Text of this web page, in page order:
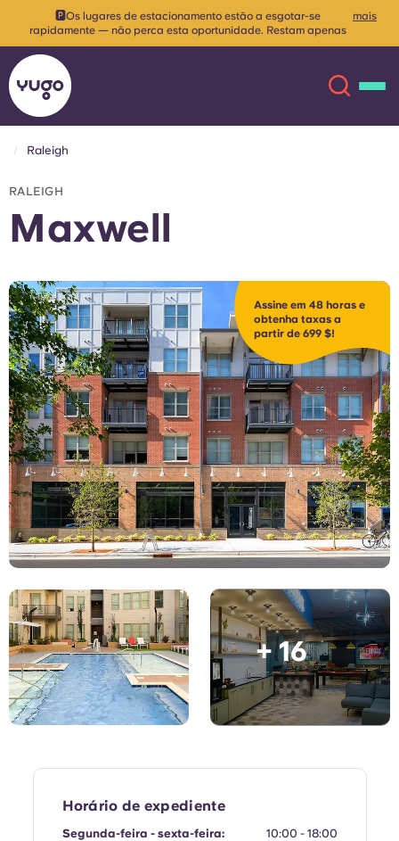
Sobre
Localizações
Mais
Conta Língua
English (GB)
English (US)
Chinese
Español
Català
Deutsch
French
Selecione um país
Selecione uma cidade
Selecione uma residência
Reservar agora
English (US)
Chinese Español
Català Deutsch
Italian French
Portuguese
Raleigh
🅿️Os lugares de estacionamento estão a esgotar-se
rapidamente — não perca esta oportunidade. Restam apenas
10 lugares!
mais
RALEIGH
Maxwell
Assine em 48 horas e
obtenha taxas a
partir de 699 $!
+ 16
Horário de expediente
Segunda-feira - sexta-feira:
10:00 - 18:00